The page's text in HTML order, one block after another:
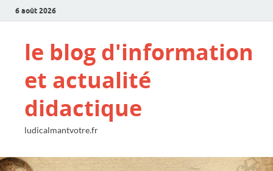
6 août 2026
le blog d'information
et actualité
didactique
ludicalmantvotre.fr